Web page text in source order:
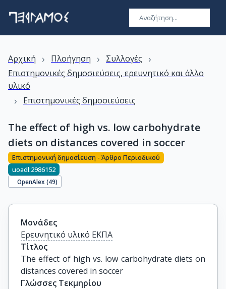
Αρχική › Πλοήγηση › Συλλογές ›
Επιστημονικές δημοσιεύσεις, ερευνητικό και άλλο
υλικό
› Επιστημονικές δημοσιεύσεις
The effect of high vs. low carbohydrate
diets on distances covered in soccer
Επιστημονική δημοσίευση - Άρθρο Περιοδικού
uoadl:2986152
OpenAlex (49)
Μονάδες
Ερευνητικό υλικό ΕΚΠΑ
Τίτλος
The effect of high vs. low carbohydrate diets on
distances covered in soccer
Γλώσσες Τεκμηρίου